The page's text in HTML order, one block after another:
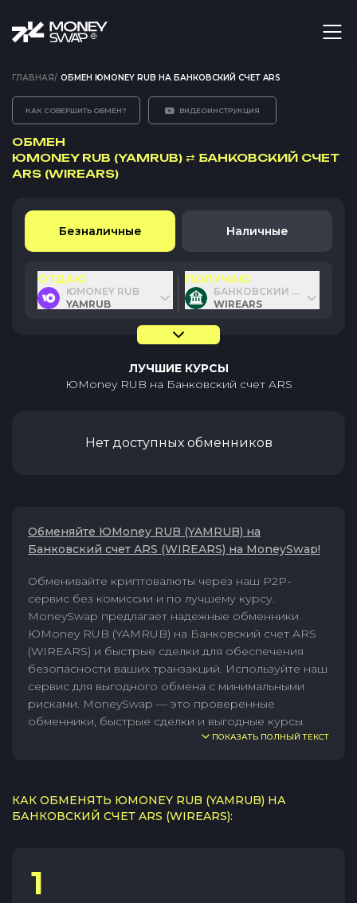
ГЛАВНАЯ/ ОБМЕН ЮMONEY RUB НА БАНКОВСКИЙ СЧЕТ ARS
КАК СОВЕРШИТЬ ОБМЕН? ВИДЕОИНСТРУКЦИЯ
ОБМЕН
ЮMONEY RUB (YAMRUB) ⇄ БАНКОВСКИЙ СЧЕТ
ARS (WIREARS)
Безналичные Наличные
ОТДАЮ
ЮMONEY RUB
YAMRUB
ПОЛУЧАЮ
БАНКОВСКИЙ СЧЕТ ARS
WIREARS
ЛУЧШИЕ КУРСЫ
ЮMoney RUB на Банковский счет ARS
Нет доступных обменников
Обменяйте ЮMoney RUB (YAMRUB) на
Банковский счет ARS (WIREARS) на MoneySwap!
Обменивайте криптовалюты через наш P2P-
сервис без комиссии и по лучшему курсу.
MoneySwap предлагает надежные обменники
ЮMoney RUB (YAMRUB) на Банковский счет ARS
(WIREARS) и быстрые сделки для обеспечения
безопасности ваших транзакций. Используйте наш
сервис для выгодного обмена с минимальными
рисками. MoneySwap — это проверенные
обменники, быстрые сделки и выгодные курсы.
ПОКАЗАТЬ ПОЛНЫЙ ТЕКСТ
КАК ОБМЕНЯТЬ ЮMONEY RUB (YAMRUB) НА
БАНКОВСКИЙ СЧЕТ ARS (WIREARS):
1